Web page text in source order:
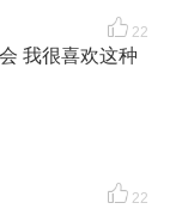
22
我很喜欢这种
22